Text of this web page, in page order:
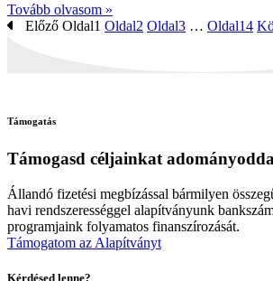
Tovább olvasom »
Előző Oldal1 Oldal2 Oldal3 … Oldal14
Támogatás
Támogasd céljainkat
Állandó fizetési megbízással bármilyen
havi rendszerességgel alapítványunk
programjaink folyamatos finanszírozását.
Támogatom az Alapítványt
Kérdésed lenne?